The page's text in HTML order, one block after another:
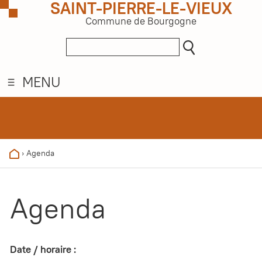
SAINT-PIERRE-LE-VIEUX
Commune de Bourgogne
MENU
› Agenda
Agenda
Date / horaire :